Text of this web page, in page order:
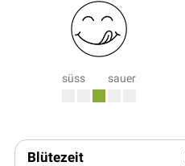
süss sauer
Blütezeit